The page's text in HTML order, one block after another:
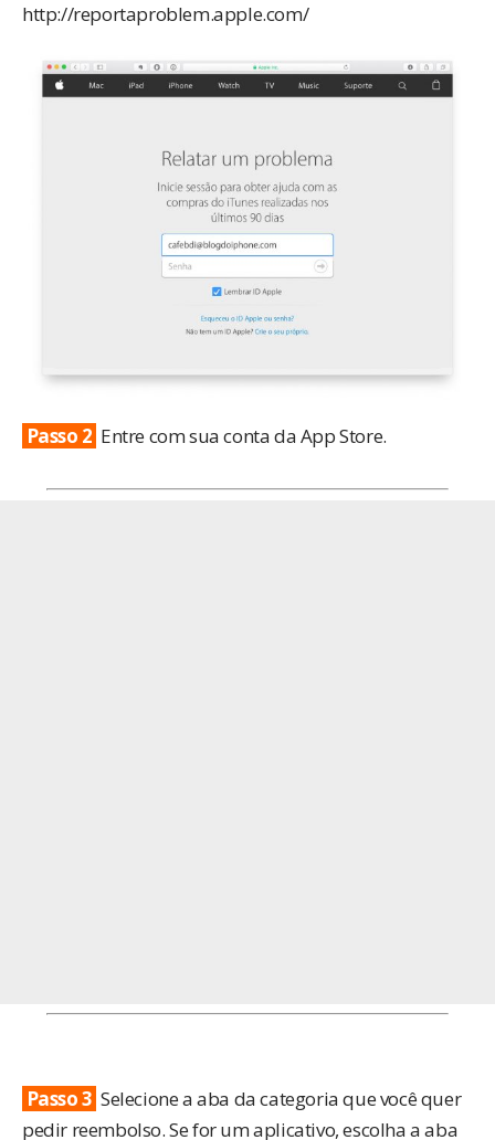
http://reportaproblem.apple.com/
Passo 2 Entre com sua conta da App Store.
Passo 3 Selecione a aba da categoria que você quer
pedir reembolso. Se for um aplicativo, escolha a aba